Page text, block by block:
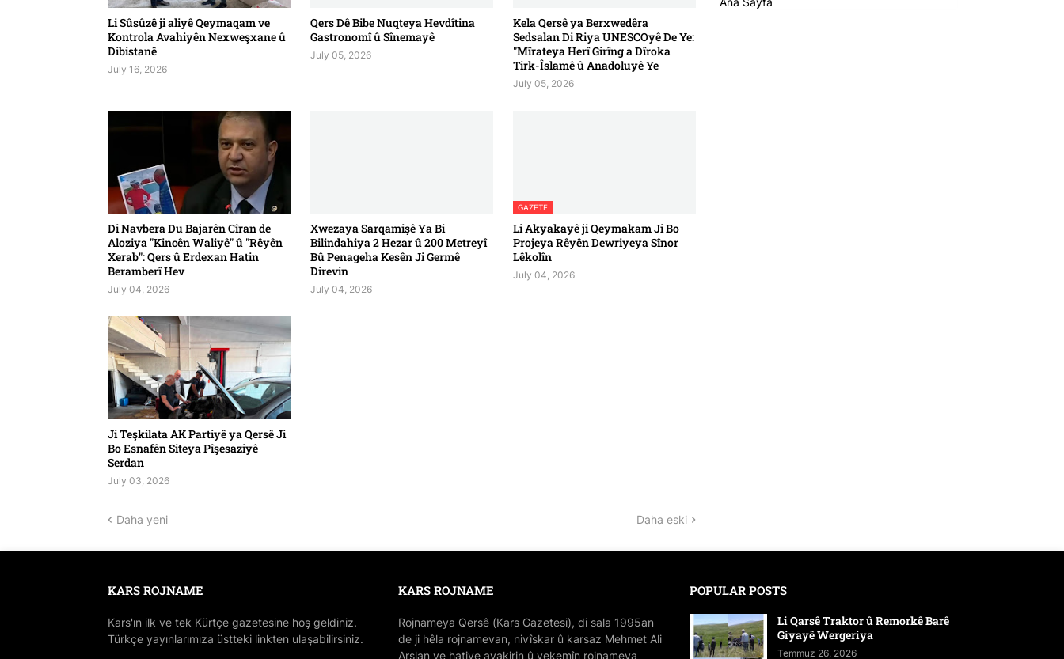
Li Sûsûzê ji aliyê Qeymaqam ve
Kontrola Avahiyên Nexweşxane û
Dibistanê
July 16, 2026
Qers Dê Bibe Nuqteya Hevdîtina
Gastronomî û Sînemayê
July 05, 2026
Kela Qersê ya Berxwedêra
Sedsalan Di Riya UNESCOyê De Ye:
"Mîrateya Herî Girîng a Dîroka
Tirk-Îslamê û Anadoluyê Ye
July 05, 2026
Di Navbera Du Bajarên Cîran de
Aloziya "Kincên Waliyê" û "Rêyên
Xerab": Qers û Erdexan Hatin
Beramberî Hev
July 04, 2026
Xwezaya Sarqamişê Ya Bi
Bilindahiya 2 Hezar û 200 Metreyî
Bû Penageha Kesên Ji Germê
Direvin
July 04, 2026
GAZETE
Li Akyakayê ji Qeymakam Ji Bo
Projeya Rêyên Dewriyeya Sînor
Lêkolîn
July 04, 2026
Ji Teşkilata AK Partiyê ya Qersê Ji
Bo Esnafên Siteya Pîşesaziyê
Serdan
July 03, 2026
Daha yeni Daha eski
KARS ROJNAME
Kars'ın ilk ve tek Kürtçe gazetesine hoş geldiniz.
Türkçe yayınlarımıza üstteki linkten ulaşabilirsiniz.
KARS ROJNAME
Rojnameya Qersê (Kars Gazetesi), di sala 1995an
de ji hêla rojnamevan, nivîskar û karsaz Mehmet Ali
Arslan ve hatiye avakirin û yekemîn rojnameya
POPULAR POSTS
Li Qarsê Traktor û Remorkê Barê
Giyayê Wergeriya
Temmuz 26, 2026